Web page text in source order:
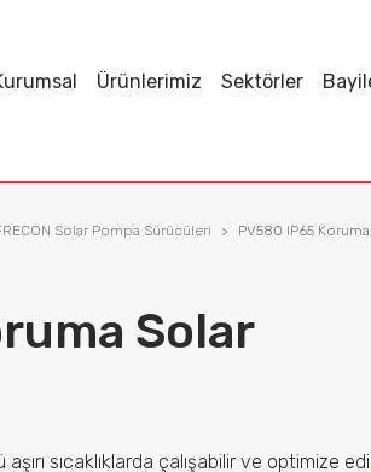
Ürünlerimiz Sektörler
Solar Pompa Sürücüleri PV580 IP65
Solar
sıcaklıklarda çalışabilir ve optimize